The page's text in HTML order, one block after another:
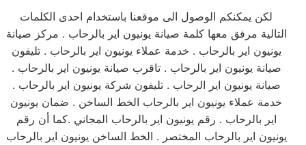
لكن يمكنكم الوصول الى موقعنا باستخدام احدى الكلمات
التالية مرفق معها كلمة صيانة يونيون اير بالرحاب . مركز صيانة
يونيون اير بالرحاب . خدمة عملاء يونيون اير بالرحاب . تليفون
صيانة يونيون اير بالرحاب . تاقرب صيانة يونيون اير بالرحاب .
صيانة يونيون اير الرحاب . تليفون شركة يونيون اير بالرحاب .
خدمة عملاء يونيون اير بالرحاب الخط الساخن . ضمان يونيون
اير بالرحاب . رقم يونيون اير بالرحاب المجاني .كما أن رقم
يونيون اير بالرحاب المختصر . الخط الساخن يونيون اير بالرحاب